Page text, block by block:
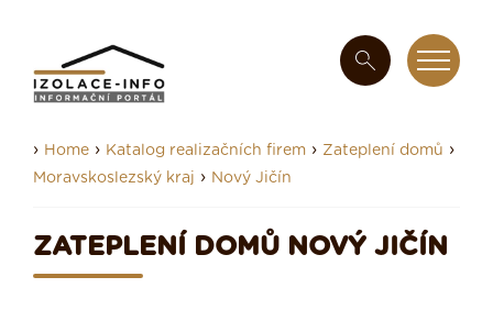
› Home › Katalog realizačních firem › Zateplení domů ›
Moravskoslezský kraj › Nový Jičín
ZATEPLENÍ DOMŮ NOVÝ JIČÍN